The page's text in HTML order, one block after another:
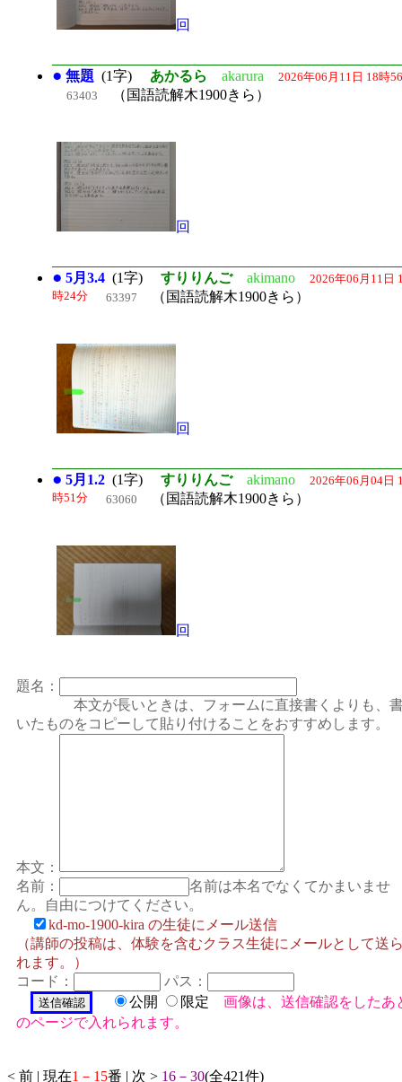
回
● 無題 (1字) あかるら akarura
2026年06月11日 18時
63403
（国語読解木1900きら）
回
● 5月3.4 (1字) すりりんご akimano 2026年06月11日
時24分 63397 （国語読解木1900きら）
回
● 5月1.2 (1字) すりりんご akimano 2026年06月04日
時51分 63060 （国語読解木1900きら）
回
題名：
本文が長いときは、フォームに直接書くよりも、
いたものをコピーして貼り付けることをおすすめします。
本文：
名前：
名前は本名でなくてかまいませ
ん。自由につけてください。
kd-mo-1900-kira の生徒にメール送信
（講師の投稿は、体験を含むクラス生徒にメールとして送
れます。）
コード：
パス：
公開
限定画像は、送信確認をしたあ
のページで入れられます。
< 前 | 現在1－15番 | 次 > 16－30(全421件)